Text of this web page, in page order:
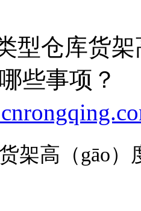
型仓库货
些事项？
架高（gāo